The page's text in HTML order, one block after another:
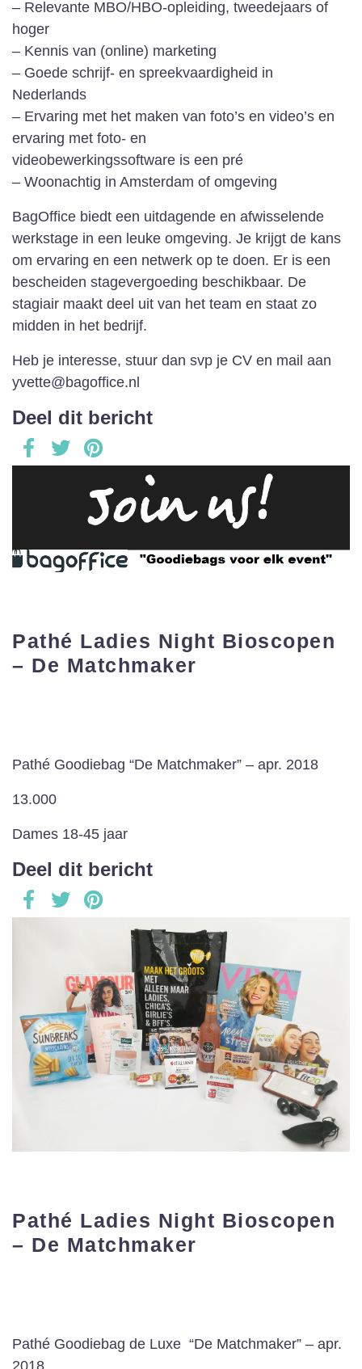
– Relevante MBO/HBO-opleiding, tweedejaars of
hoger
– Kennis van (online) marketing
– Goede schrijf- en spreekvaardigheid in
Nederlands
– Ervaring met het maken van foto’s en video’s en
ervaring met foto- en
videobewerkingssoftware is een pré
– Woonachtig in Amsterdam of omgeving
BagOffice biedt een uitdagende en afwisselende
werkstage in een leuke omgeving. Je krijgt de kans
om ervaring en een netwerk op te doen. Er is een
bescheiden stagevergoeding beschikbaar. De
stagiair maakt deel uit van het team en staat zo
midden in het bedrijf.
Heb je interesse, stuur dan svp je CV en mail aan
yvette@bagoffice.nl
Deel dit bericht
Pathé Ladies Night Bioscopen
– De Matchmaker
Pathé Goodiebag “De Matchmaker” – apr. 2018
13.000
Dames 18-45 jaar
Deel dit bericht
Pathé Ladies Night Bioscopen
– De Matchmaker
Pathé Goodiebag de Luxe “De Matchmaker” – apr.
2018